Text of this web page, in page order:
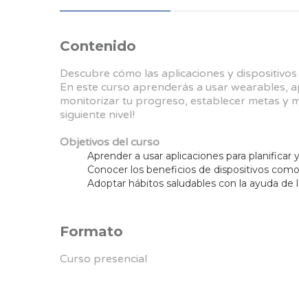
Contenido
Descubre cómo las aplicaciones y
En este curso aprenderás a usar wearables,
monitorizar tu progreso, establecer metas y
siguiente nivel!
Objetivos del curso
Aprender a usar aplicaciones para planificar
Conocer los beneficios de dispositivos
Adoptar hábitos saludables con la ayuda de
Formato
Curso presencial